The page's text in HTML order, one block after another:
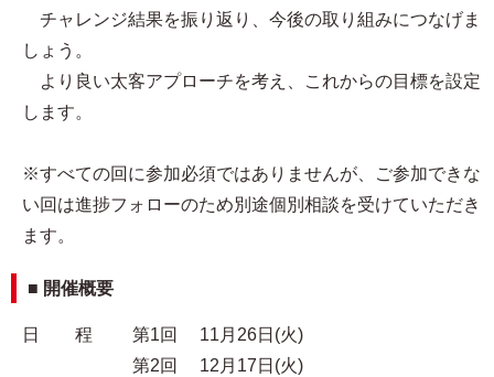
チャレンジ結果を振り返り、今後の取り組みにつなげま
しょう。
より良い太客アプローチを考え、これからの目標を設定
します。
※すべての回に参加必須ではありませんが、ご参加できな
い回は進捗フォローのため別途個別相談を受けていただき
ます。
■ 開催概要
日 程 第1回 11月26日(火)
第2回 12月17日(火)